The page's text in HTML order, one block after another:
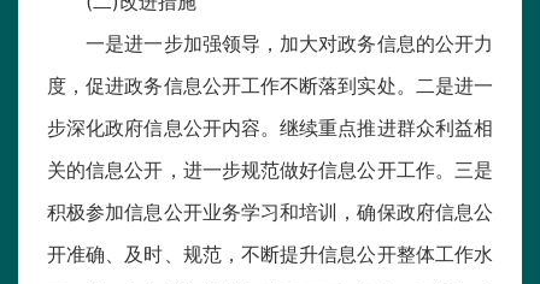
一是进一步加强领导，加大对政务信息的公开力
度，促进政务信息公开工作不断落到实处。二是进一
步深化政府信息公开内容。继续重点推进群众利益相
关的信息公开，进一步规范做好信息公开工作。三是
积极参加信息公开业务学习和培训，确保政府信息公
开准确、及时、规范，不断提升信息公开整体工作水